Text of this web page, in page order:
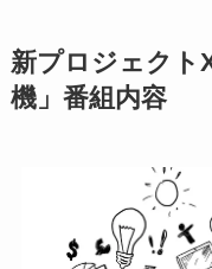
新プロジェクト
機」番組内容